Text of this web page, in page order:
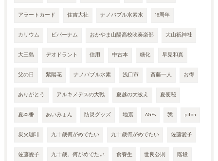
アラートカード 住吉大社 ナノバブル水素水 16周年
カリウム ビバーナム おかやま山陽高校吹奏楽部 大山祇神社
大三島 デオドラント 信用 中古本 糖化 早見和真
父の日 紫陽花 ナノバブル水素 浅口市 斎藤一人 お得
ありがとう アルキメデスの大戦 夏越の大祓え 夏便秘
夏本番 あいみょん 防災グッズ 地震 AGEs 我 piton
炭火珈琲 九十歳何がめでたい 九十歳何がめでたい 佐藤愛子
佐藤愛子 九十歳。何がめでたい 食養生 世良公則 階段